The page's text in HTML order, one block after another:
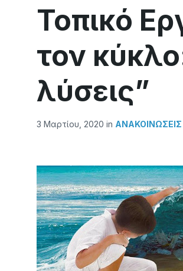
Τοπικό
τον
λύσεις”
3 Μαρτίου, 2020 in ΑΝΑΚΟΙΝΏΣΕΙΣ